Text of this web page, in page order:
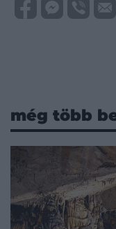
még több